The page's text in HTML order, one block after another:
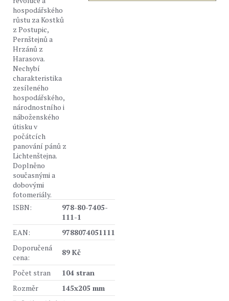
hospodářského
růstu za Kostků
z Postupic,
Pernštejnů a
Hrzánů z
Harasova.
Nechybí
charakteristika
zesíleného
hospodářského,
národnostního i
náboženského
útisku v
počátcích
panování pánů z
Lichtenštejna.
Doplněno
současnými a
dobovými
fotomeriály.
ISBN:
978-80-7405-
111-1
EAN:
9788074051111
Doporučená
cena:
89 Kč
Počet stran
104 stran
Rozměr
145x205 mm